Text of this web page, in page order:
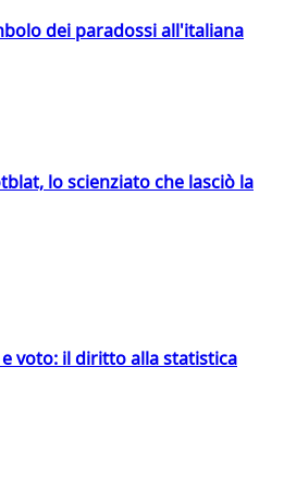
dei paradossi all'italiana
lo scienziato che lasciò la
voto: il diritto alla statistica